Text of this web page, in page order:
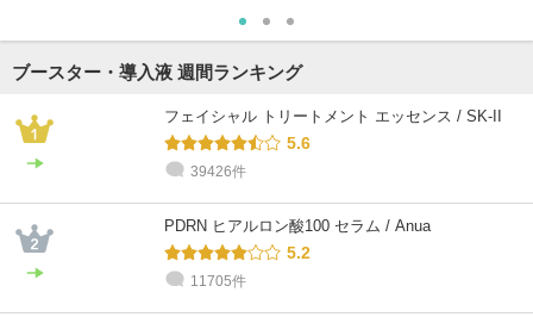
ブースター・導入液 週間ランキング
フェイシャル トリートメント エッセンス / SK-II
5.6
39426件
PDRN ヒアルロン酸100 セラム / Anua
5.2
11705件